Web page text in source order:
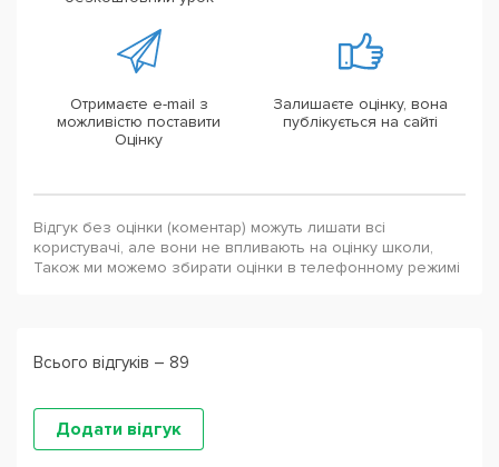
Отримаєте e-mail з
можливістю поставити
Оцінку
Залишаєте оцінку, вона
публікується на сайті
Відгук без оцінки (коментар) можуть лишати всі
користувачі, але вони не впливають на оцінку школи,
Також ми можемо збирати оцінки в телефонному режимі
Всього відгуків – 89
Додати відгук